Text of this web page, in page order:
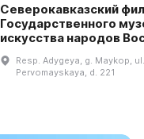
Северокавказский
Государственного
искусства народов
Resp. Adygeya, g. Maykop, ul.
Pervomayskaya, d. 221